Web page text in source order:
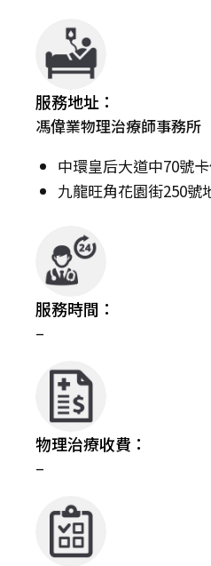
服務地址：
馮偉業物理治療師事務所
中環皇后大道中70號
九龍旺角花園街250號
服務時間：
–
物理治療收費：
–